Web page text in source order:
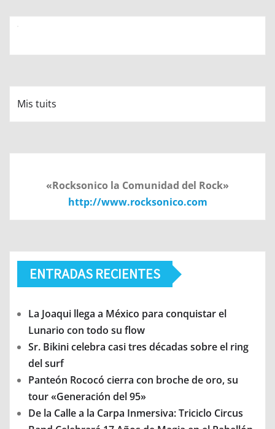
Mis tuits
«Rocksonico la Comunidad del Rock»
http://www.rocksonico.com
ENTRADAS RECIENTES
La Joaqui llega a México para conquistar el
Lunario con todo su flow
Sr. Bikini celebra casi tres décadas sobre el ring
del surf
Panteón Rococó cierra con broche de oro, su
tour «Generación del 95»
De la Calle a la Carpa Inmersiva: Triciclo Circus